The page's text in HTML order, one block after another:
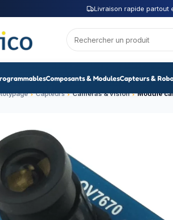
Livraison rapide partout
Composants & ModulesCapteurs &
Capteurs Caméras & vision Module